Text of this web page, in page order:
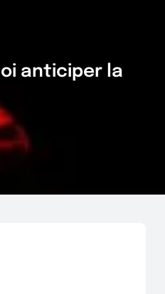
anticiper la